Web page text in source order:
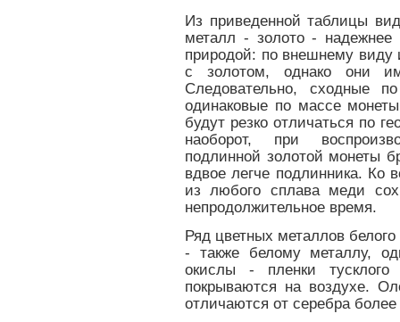
Из приведенной таблицы
металл - золото -
природой: по внешнему виду
с золотом, однако они
Следовательно, сходные
одинаковые по массе
будут резко отличаться по
наоборот, при
подлинной золотой монеты
вдвое легче подлинника. Ко
из любого сплава меди
непродолжительное время.
Ряд цветных металлов
- также белому металлу,
окислы - пленки тусклого
покрываются на воздухе.
отличаются от серебра